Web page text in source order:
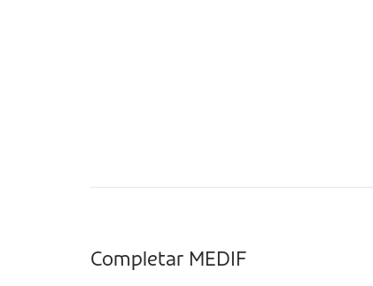
Completar MEDIF